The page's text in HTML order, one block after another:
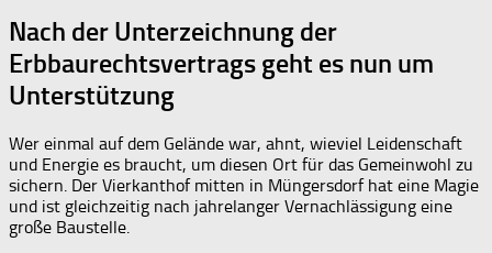
Nach der Unterzeichnung der
Erbbaurechtsvertrags geht es nun um
Unterstützung
Wer einmal auf dem Gelände war, ahnt, wieviel Leidenschaft
und Energie es braucht, um diesen Ort für das Gemeinwohl zu
sichern. Der Vierkanthof mitten in Müngersdorf hat eine Magie
und ist gleichzeitig nach jahrelanger Vernachlässigung eine
große Baustelle.